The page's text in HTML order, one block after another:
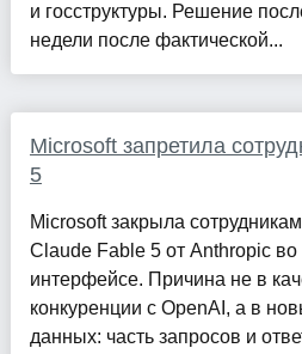
и госструктуры. Решение
недели после фактической...
Microsoft запретила
5
Microsoft закрыла
Claude Fable 5 от Anthropic
интерфейсе. Причина не в
конкуренции с OpenAI, а в
данных: часть запросов и